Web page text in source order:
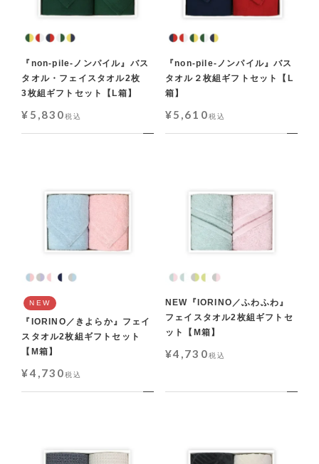
『non-pile-ノンパイル』バス
タオル・フェイスタオル2枚
3枚組ギフトセット【L箱】
¥ 5,830税込
『non-pile-ノンパイル』バス
タオル２枚組ギフトセット【L
箱】
¥5,610税込
NEW
『IORINO／きよらか』フェイ
スタオル2枚組ギフトセット
【M箱】
¥4,730税込
NEW『IORINO／ふわふわ』
フェイスタオル2枚組ギフトセ
ット【M箱】
¥4,730税込